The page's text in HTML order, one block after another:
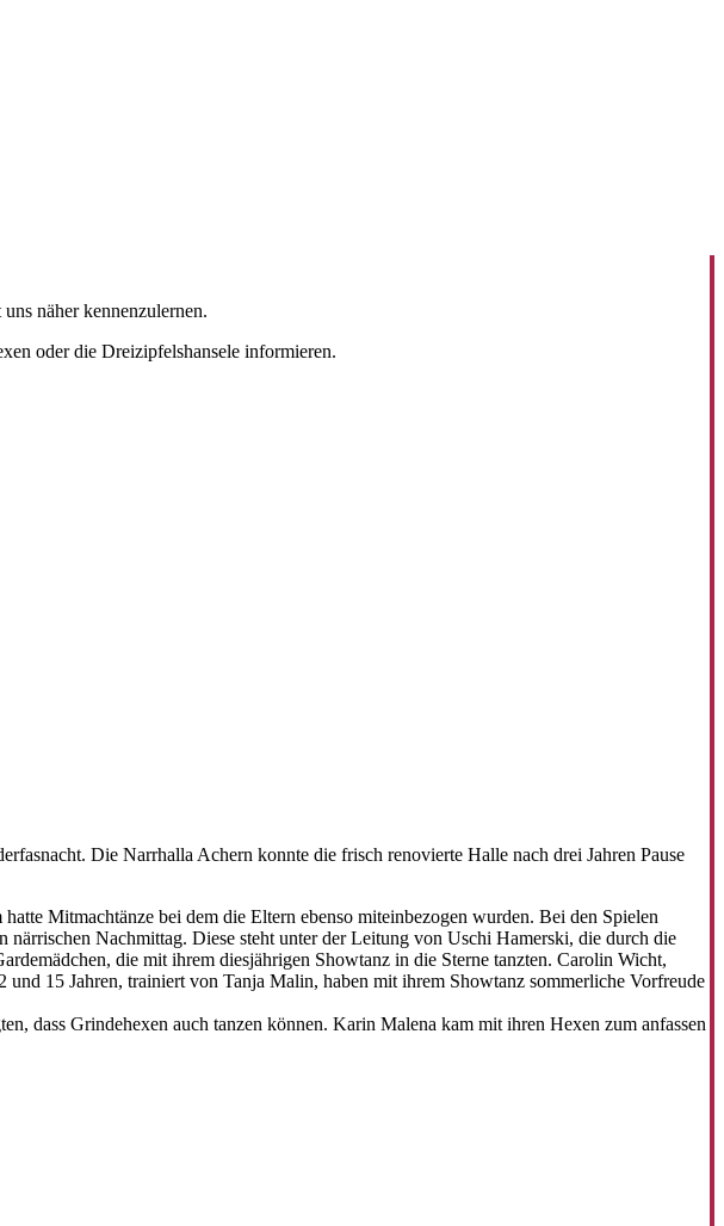
näher kennenzulernen.
oder die Dreizipfelshansele informieren.
Die Narrhalla Achern konnte die frisch renovierte Halle nach drei Jahren Pause
Mitmachtänze bei dem die Eltern ebenso miteinbezogen wurden. Bei den Spielen
Nachmittag. Diese steht unter der Leitung von Uschi Hamerski, die durch die
die mit ihrem diesjährigen Showtanz in die Sterne tanzten. Carolin Wicht,
15 Jahren, trainiert von Tanja Malin, haben mit ihrem Showtanz sommerliche Vorfreude
dass Grindehexen auch tanzen können. Karin Malena kam mit ihren Hexen zum anfassen